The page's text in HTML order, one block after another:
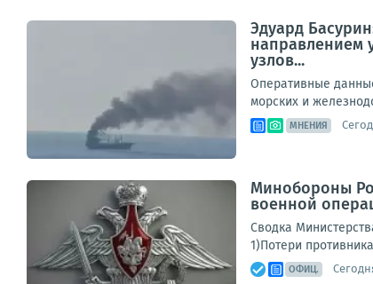
Эдуард
направлением
узлов...
Оперативные
морских и
МНЕНИЯ
Минобороны
военной
Сводка
1)Потери
ОФИЦ.